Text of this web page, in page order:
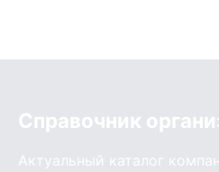
Справочник
Актуальный каталог